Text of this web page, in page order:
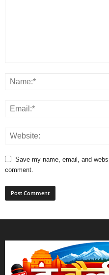
Save my name, email, and
comment.